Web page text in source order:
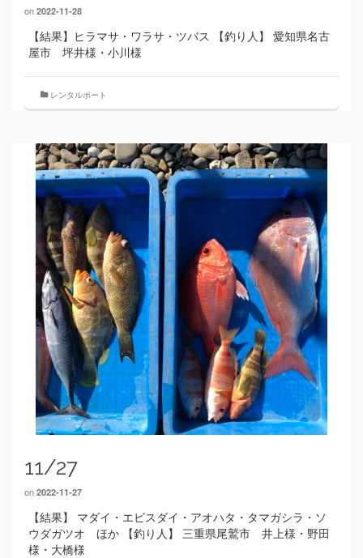
on 2022-11-28
【結果】ヒラマサ・ワラサ・ツバス 【釣り人】 愛知県名古
屋市 坪井様・小川様
レンタルボート
11/27
on 2022-11-27
【結果】 マダイ・エビスダイ・アオハタ・タマガシラ・ソ
ウダガツオ ほか 【釣り人】 三重県尾鷲市 井上様・野田
様・大橋様